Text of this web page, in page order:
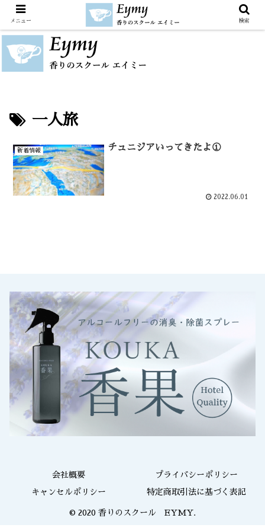
一人旅
新着情報 チュニジアいってきたよ①
2022.06.01
会社概要 プライバシーポリシー
キャンセルポリシー 特定商取引法に基づく表記
© 2020 香りのスクール EYMY.
メニュー 検索